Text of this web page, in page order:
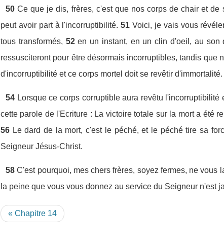
50 Ce que je dis, frères, c'est que nos corps de chair et
peut avoir part à l'incorruptibilité. 51 Voici, je vais vous
tous transformés, 52 en un instant, en un clin d'oeil, au son
ressusciteront pour être désormais incorruptibles, tandis que
d'incorruptibilité et ce corps mortel doit se revêtir d'immortalité.
54 Lorsque ce corps corruptible aura revêtu
cette parole de l'Ecriture : La victoire totale sur la mort a été
56 Le dard de la mort, c'est le péché, et le péché tire sa
Seigneur Jésus-Christ.
58 C'est pourquoi, mes chers frères, soyez fermes, ne
la peine que vous vous donnez au service du Seigneur n'est
« Chapitre 14